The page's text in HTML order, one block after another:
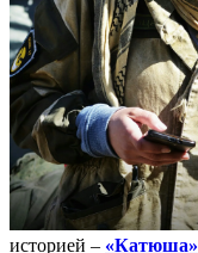
историей – «Катюша»